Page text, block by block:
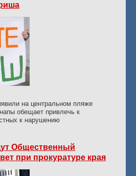
на центральном пляже
обещает привлечь к
к нарушению
Общественный
при прокуратуре края